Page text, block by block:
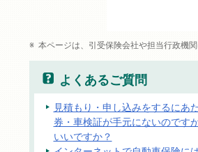
本ページは、引受保険会社や担当行政機
よくあるご質問
見積もり・申し込みをするにあ
券・車検証が手元にないのです
いいですか？